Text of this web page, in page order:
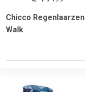
Chicco Regenlaarzen
Walk